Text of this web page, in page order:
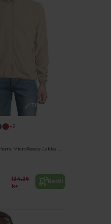
Tilpas det!
+2
124,26
kr
Bestil